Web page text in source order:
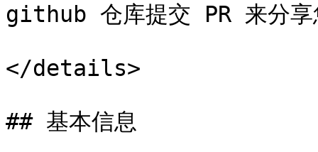
github 仓库提交 PR 来分享
</details>
## 基本信息